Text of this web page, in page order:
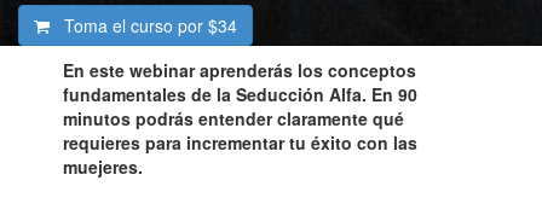
Toma el curso por $34
En este webinar aprenderás los conceptos
fundamentales de la Seducción Alfa. En 90
minutos podrás entender claramente qué
requieres para incrementar tuéxito con las
muejeres.